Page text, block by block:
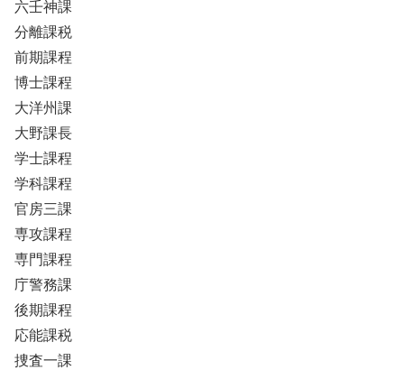
六壬神課
分離課税
前期課程
博士課程
大洋州課
大野課長
学士課程
学科課程
官房三課
専攻課程
専門課程
庁警務課
後期課程
応能課税
捜査一課